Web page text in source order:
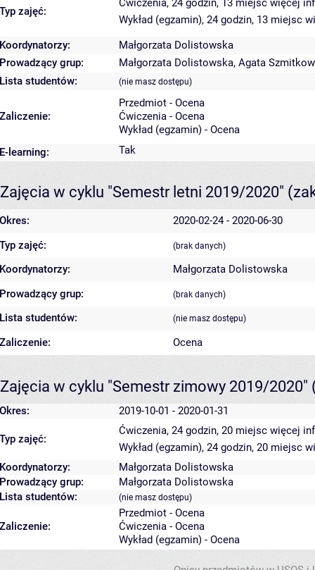
Typ zajęć:
Ćwiczenia, 24 godzin, 13 miejsc więcej
Wykład (egzamin), 24 godzin, 13 miejsc
Koordynatorzy:
Małgorzata Dolistowska
Prowadzący grup:
Małgorzata Dolistowska, Agata
Lista studentów:
(nie masz dostępu)
Zaliczenie:
Przedmiot - Ocena
Ćwiczenia - Ocena
Wykład (egzamin) - Ocena
E-learning:
Tak
Zajęcia w cyklu "Semestr letni 2019/2020"
Okres:
2020-02-24 - 2020-06-30
Typ zajęć:
(brak danych)
Koordynatorzy:
Małgorzata Dolistowska
Prowadzący grup:
(brak danych)
Lista studentów: (nie masz dostępu)
Zaliczenie: Ocena
Zajęcia w cyklu "Semestr zimowy 2019/2020"
Okres: 2019-10-01 - 2020-01-31
Typ zajęć:
Ćwiczenia, 24 godzin, 20 miejsc więcej
Wykład (egzamin), 24 godzin, 20 miejsc
Koordynatorzy:
Małgorzata Dolistowska
Prowadzący grup:
Małgorzata Dolistowska
Lista studentów:
(nie masz dostępu)
Zaliczenie:
Przedmiot - Ocena
Ćwiczenia - Ocena
Wykład (egzamin) - Ocena